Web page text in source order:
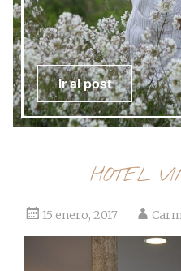
HOTEL
15 enero, 2017